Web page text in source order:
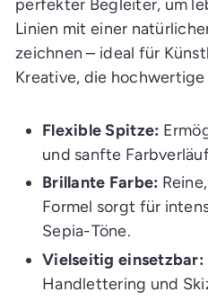
l
e
e
perfekter Begleiter, um
Linien mit einer
zeichnen – ideal für
Kreative, die
Flexible Spitze:
und sanfte
Brillante Farbe:
Formel sorgt für
Sepia-Töne.
Vielseitig einsetzbar:
Handlettering und